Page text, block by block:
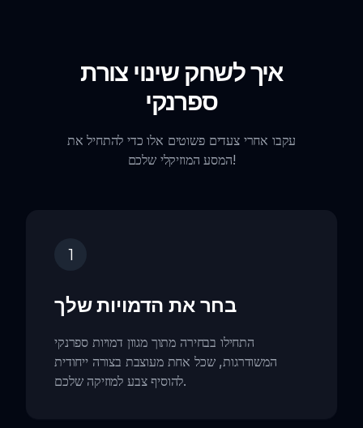
איך לשחק שינוי צורת
ספרנקי
עקבו אחרי צעדים פשוטים אלו כדי להתחיל את
המסע המוזיקלי שלכם!
1
בחר את הדמויות שלך
התחילו בבחירה מתוך מגוון דמויות ספרנקי
המשודרגות, שכל אחת מעוצבת בצורה ייחודית
להוסיף צבע למוזיקה שלכם.